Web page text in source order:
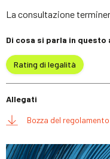
La consultazione
Di cosa si parla in
Rating di legalità
Allegati
Bozza del